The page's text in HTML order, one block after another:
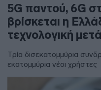
5G παντού, 6G
βρίσκεται η
τεχνολογική
Τρία δισεκατομμύρια
εκατομμύρια νέοι χρήστες